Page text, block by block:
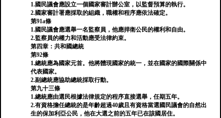
1.國民議會應設立一個國家審計辦公室，以監督預算的執行。
2.國家審計署應採取的組織，職權和程序應依法確定。
第91a條
1.國民議會應選舉一名監察員，他應捍衛公民的權利和自由。
2.監察員的權力和活動應受法律約束。
第四章：共和國總統
第92條
1.總統應為國家元首。他將體現國家的統一，並在國家的國際關係中
代表國家。
2.副總統應協助總統採取行動。
第九十三條
1.總統應由選民根據法律規定的程序直接選舉，任期五年。
2.有資格擔任總統的是年齡超過40歲且有資格當選國民議會的自然出
生的保加利亞公民，他在大選之前的五年已在該國居住。